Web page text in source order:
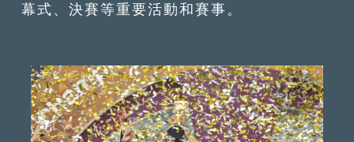
幕式、決賽等重要活動和賽事。